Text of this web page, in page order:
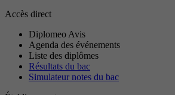
Accès direct
Diplomeo Avis
Agenda des événements
Liste des diplômes
Résultats du bac
Simulateur notes du bac